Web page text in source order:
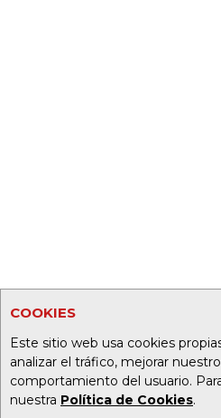
COOKIES
Este sitio web usa cookies
analizar el tráfico, mejorar
comportamiento del usuario.
nuestra Política de Cookies.